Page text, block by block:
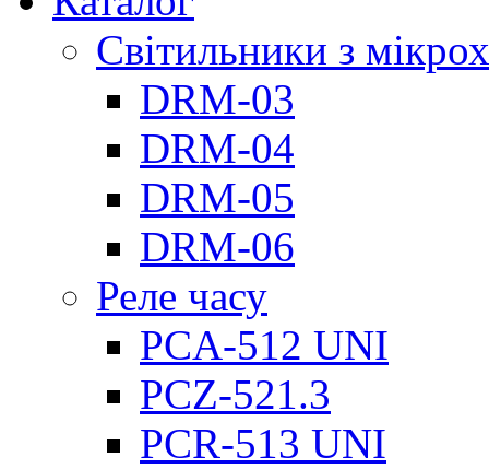
Світильники з
DRM-03
DRM-04
DRM-05
DRM-06
Реле часу
PCA-512 UNI
PCZ-521.3
PCR-513 UNI